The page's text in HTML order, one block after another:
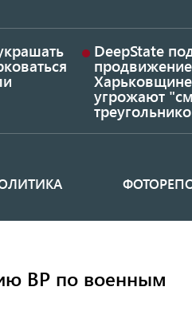
DeepState
угрожают
ВР по военным